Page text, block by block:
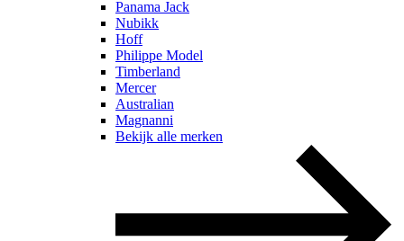
Panama Jack
Nubikk
Hoff
Philippe Model
Timberland
Mercer
Australian
Magnanni
Bekijk alle merken